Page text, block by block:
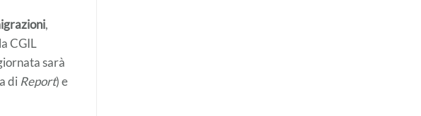
,
CGIL
sarà
di Report) e